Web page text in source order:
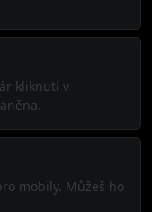
kliknutí v
mobily. Můžeš ho